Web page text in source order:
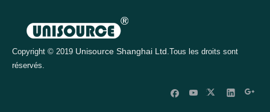
enfants pour les enfants
massage de la langue
Copyright © 2019 Unisource Shanghai Ltd. Tous les droits sont
réservés.